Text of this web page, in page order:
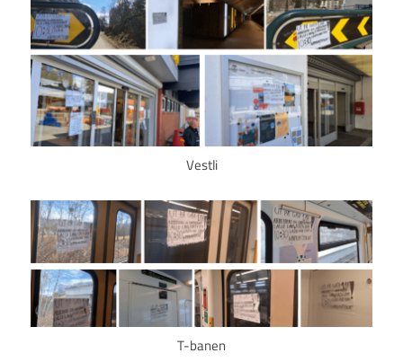
Vestli
T-banen